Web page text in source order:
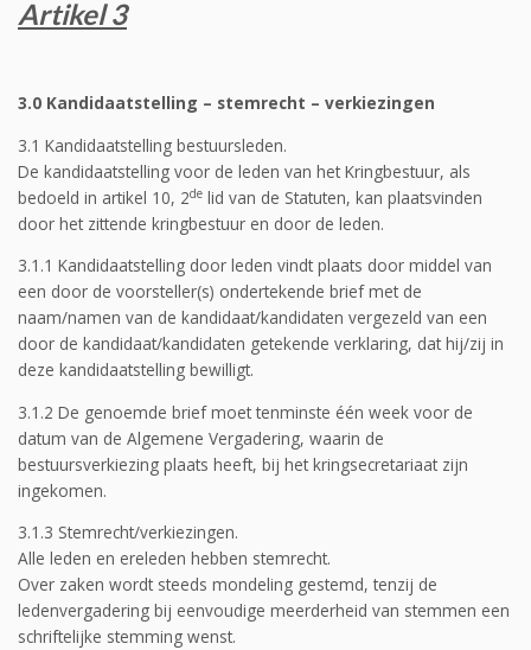
Artikel 3
3.0 Kandidaatstelling – stemrecht – verkiezingen
3.1 Kandidaatstelling bestuursleden.
De kandidaatstelling voor de leden van het Kringbestuur, als
bedoeld in artikel 10, 2de lid van de Statuten, kan plaatsvinden
door het zittende kringbestuur en door de leden.
3.1.1 Kandidaatstelling door leden vindt plaats door middel van
een door de voorsteller(s) ondertekende brief met de
naam/namen van de kandidaat/kandidaten vergezeld van een
door de kandidaat/kandidaten getekende verklaring, dat hij/zij in
deze kandidaatstelling bewilligt.
3.1.2 De genoemde brief moet tenminste één week voor de
datum van de Algemene Vergadering, waarin de
bestuursverkiezing plaats heeft, bij het kringsecretariaat zijn
ingekomen.
3.1.3 Stemrecht/verkiezingen.
Alle leden en ereleden hebben stemrecht.
Over zaken wordt steeds mondeling gestemd, tenzij de
ledenvergadering bij eenvoudige meerderheid van stemmen een
schriftelijke stemming wenst.